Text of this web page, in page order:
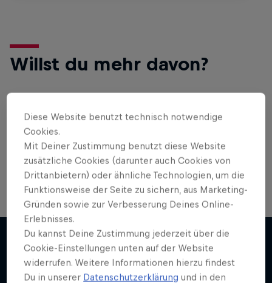
Willst du mehr davon?
Bike
Hier findest du alles rund ums Thema
Mountainbike und BMX: Spannende Live-Events,
Mehr davon
Diese Website benutzt technisch notwendige
Cookies.
Mit Deiner Zustimmung benutzt diese Website
zusätzliche Cookies (darunter auch Cookies von
Drittanbietern) oder ähnliche Technologien, um die
Funktionsweise der Seite zu sichern, aus Marketing-
Gründen sowie zur Verbesserung Deines Online-
Erlebnisses.
Du kannst Deine Zustimmung jederzeit über die
Cookie-Einstellungen unten auf der Website
widerrufen. Weitere Informationen hierzu findest
Du in unserer Datenschutzerklärung und in den